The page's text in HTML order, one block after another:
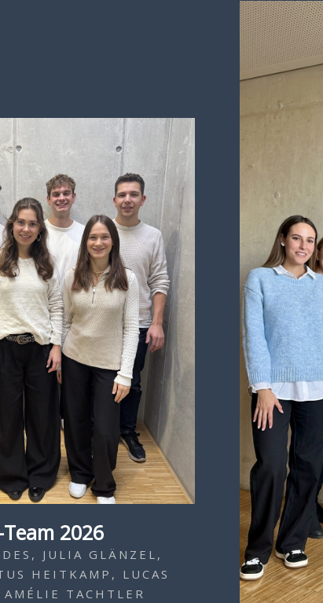
2026
JULIA GLÄNZEL,
HEITKAMP, LUCAS I
TACHTLER